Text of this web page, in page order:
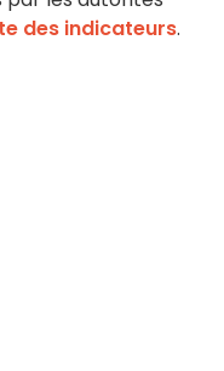
des indicateurs.